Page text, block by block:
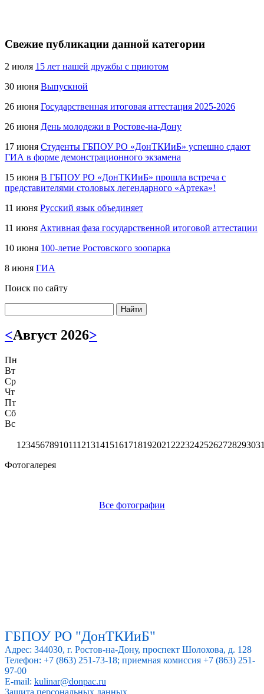
Свежие публикации данной категории
2 июля 15 лет нашей дружбы с приютом
30 июня Выпускной
26 июня Государственная итоговая аттестация 2025-2026
26 июня День молодежи в Ростове-на-Дону
17 июня Студенты ГБПОУ РО «ДонТКИиБ» успешно сдают
ГИА в форме демонстрационного экзамена
15 июня В ГБПОУ РО «ДонТКИиБ» прошла встреча с
представителями столовых легендарного «Артека»!
11 июня Русский язык объединяет
11 июня Активная фаза государственной итоговой аттестации
10 июня 100-летие Ростовского зоопарка
8 июня ГИА
Поиск по сайту
Найти
<Август 2026>
Пн
Вт
Ср
Чт
Пт
Сб
Вс
1 23456789101112131415161718192021 222324252627282930
Фотогалерея
Все фотографии
ГБПОУ РО "ДонТКИиБ"
Адрес: 344030, г. Ростов-на-Дону, проспект Шолохова, д. 128
Телефон: +7 (863) 251-73-18; приемная комиссия +7 (863) 251-
97-00
E-mail: kulinar@donpac.ru